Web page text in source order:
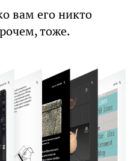
вам его никто
тоже.